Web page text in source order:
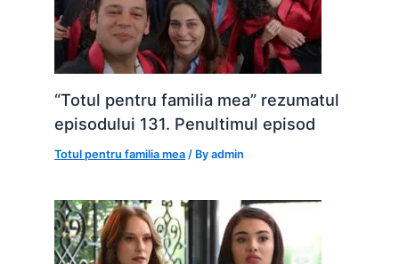
“Totul pentru familia mea” rezumatul
episodului 131. Penultimul episod
Totul pentru familia mea / Byadmin